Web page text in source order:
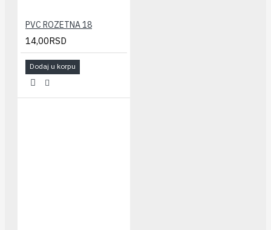
PVC ROZETNA 18
14,00RSD
Dodaj u korpu